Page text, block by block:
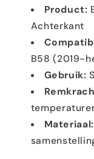
Product:
Achterkant
B58 (2019-
Gebruik:
Materiaal: